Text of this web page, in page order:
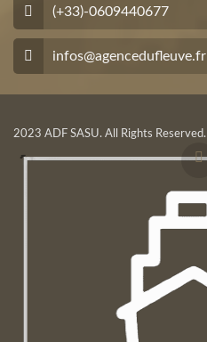
(+33)-0609440677
infos@agencedufleuve.fr
2023 ADF SASU. All Rights Reserved.